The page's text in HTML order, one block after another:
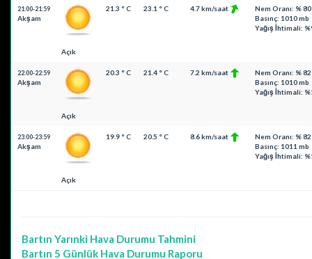
21:00-21:59
Akşam
Açık
21.3 ° C 23.1 ° C 4.7 km/saat
Nem Oranı: % 80
Basınç: 1010 mb
Yağış İhtimali:
22:00-22:59
Akşam
Açık
20.3 ° C 21.4 ° C 7.2 km/saat
Nem Oranı: % 82
Basınç: 1010 mb
Yağış İhtimali:
23:00-23:59
Akşam
Açık
19.9 ° C 20.5 ° C 8.6 km/saat
Nem Oranı: % 82
Basınç: 1011 mb
Yağış İhtimali:
Bartın Yarınki Hava Durumu Tahmini
Bartın 5 Günlük Hava Durumu Raporu